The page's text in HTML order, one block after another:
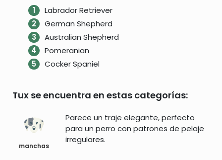
Labrador Retriever
German Shepherd
Australian Shepherd
Pomeranian
Cocker Spaniel
Tux se encuentra en estas categorías:
manchas
Parece un traje elegante, perfecto
para un perro con patrones de pelaje
irregulares.